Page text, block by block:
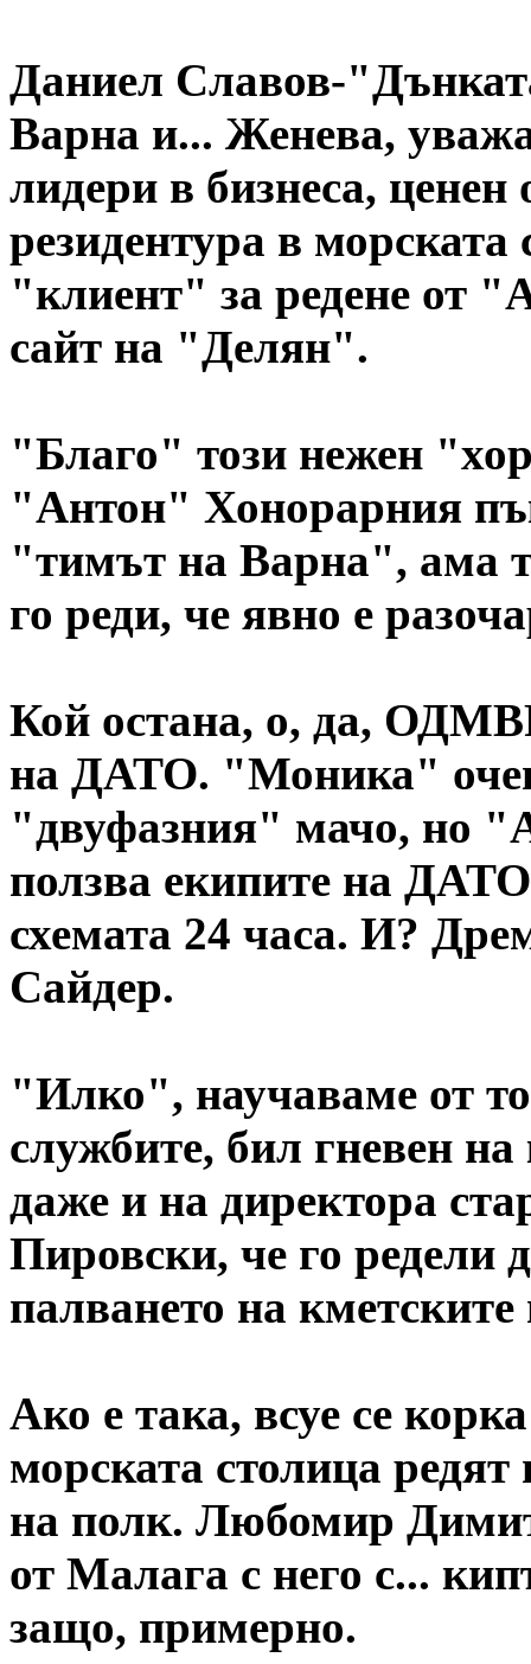
Даниел Славов-
Варна и... Женева,
лидери в бизнеса,
резидентура в
"клиент" за редене от
сайт на "Делян".
"Благо" този нежен
"Антон" Хонорарния
"тимът на Варна", ама
го реди, че явно е
Кой остана, о, да,
на ДАТО. "Моника"
"двуфазния" мачо, но
ползва екипите на
схемата 24 часа. И?
Сайдер.
"Илко", научаваме от
службите, бил гневен
даже и на директора
Пировски, че го редели
палването на
Ако е така, всуе се
морската столица
на полк. Любомир
от Малага с него с...
защо, примерно.